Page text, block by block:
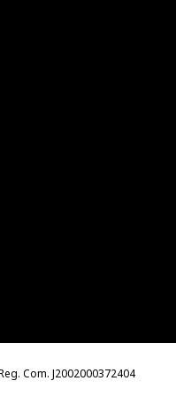
Com. J2002000372404